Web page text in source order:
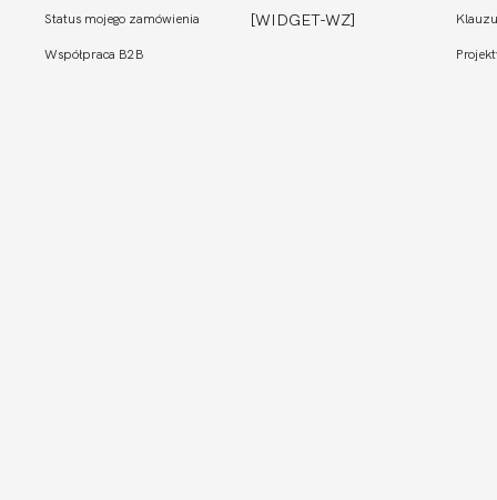
Status mojego zamówienia
Współpraca B2B
[WIDGET-WZ]